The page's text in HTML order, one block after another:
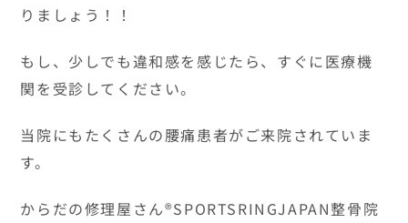
りましょう！！
もし、少しでも違和感を感じたら、すぐに医療機
関を受診してください。
当院にもたくさんの腰痛患者がご来院されていま
す。
からだの修理屋さん®SPORTSRINGJAPAN整骨院